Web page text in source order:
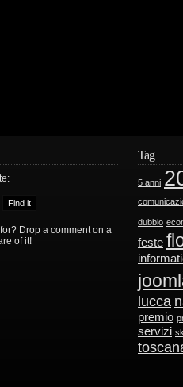
Drop a comment on a
of it!
Tag
5 anni
dubbio
feste
lucca
premio
servizi